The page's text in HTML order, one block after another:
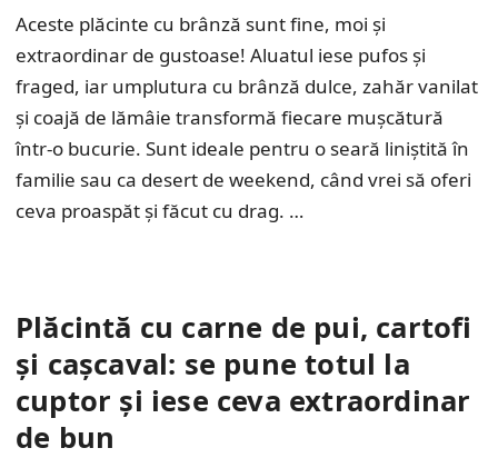
Aceste plăcinte cu brânză sunt fine, moi și
extraordinar de gustoase! Aluatul iese pufos și
fraged, iar umplutura cu brânză dulce, zahăr vanilat
și coajă de lămâie transformă fiecare mușcătură
într-o bucurie. Sunt ideale pentru o seară liniștită în
familie sau ca desert de weekend, când vrei să oferi
ceva proaspăt și făcut cu drag. …
Plăcintă cu carne de pui, cartofi
și cașcaval: se pune totul la
cuptor și iese ceva extraordinar
de bun